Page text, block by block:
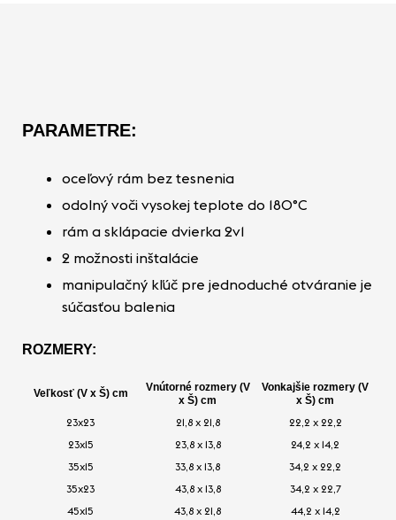
PARAMETRE:
oceľový rám bez tesnenia
odolný voči vysokej teplote do 180°C
rám a sklápacie dvierka 2v1
2 možnosti inštalácie
manipulačný kľúč pre jednoduché otváranie je
súčasťou balenia
ROZMERY:
Veľkosť (V x Š) cm
Vnútorné rozmery (V
x Š) cm
Vonkajšie rozmery (V
x Š) cm
23x23 21,8 x 21,8
22,2 x 22,2
23x15
23,8 x 13,8
24,2 x 14,2
35x15
33,8 x 13,8
34,2 x 22,2
35x23
43,8 x 13,8
34,2 x 22,7
45x15
43,8 x 21,8
44,2 x 14,2